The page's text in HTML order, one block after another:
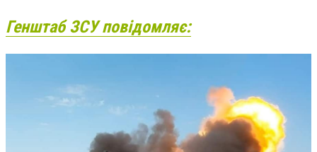
Генштаб ЗСУ повідомляє: